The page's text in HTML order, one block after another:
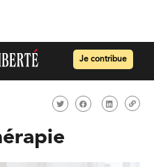
Je contribue